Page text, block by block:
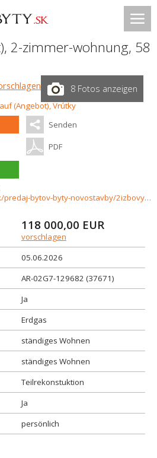
2-zimmer-wohnung, 58
8 Fotos anzeigen
Senden
PDF
https://www.reality-martin.sk/predaj-bytov-byty-novostavby/2izbovy-byt-na-predaj-Vrutky-37671/?utm_source=areality&utm_medium=xml&utm_term=37671&utm_content=byt&utm_campaign=portaly
118 000,00 EUR
vorschlagen
05.06.2026
AR-02G7-129682 (37671)
Ja
Erdgas
ständiges Wohnen
ständiges Wohnen
Teilrekonstuktion
Ja
persönlich